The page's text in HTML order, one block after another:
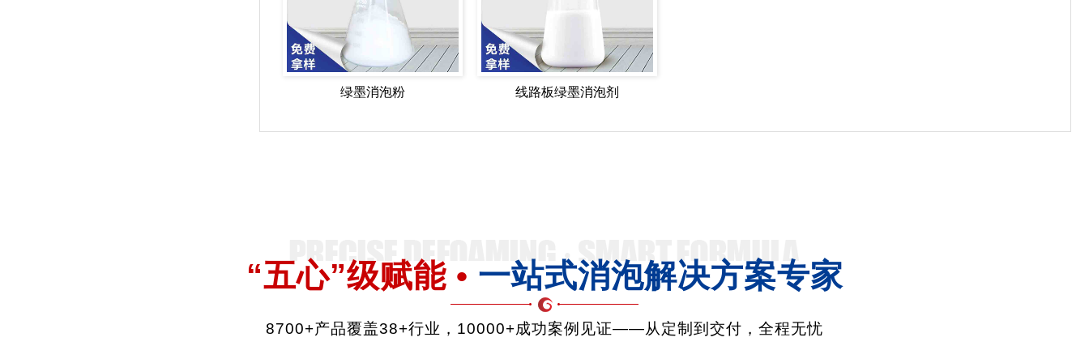
绿墨消泡粉 线路板绿墨消泡剂
“五心”级赋能 • 一站式消泡解决方案专家
8700+产品覆盖38+行业，10000+成功案例见证——从定制到交付，全程无忧